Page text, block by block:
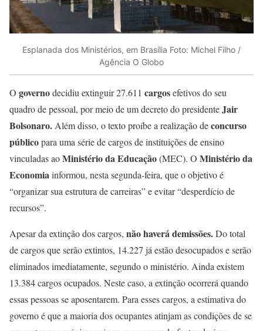
Esplanada dos Ministérios, em Brasília Foto: Michel Filho /
Agência O Globo
O governodecidiu extinguir 27.611 cargosefetivos do seu
quadro de pessoal, por meio de um decreto do presidenteJair
Bolsonaro. Além disso, o texto proíbe a realização deconcurso
públicopara uma série de cargos de instituições de ensino
vinculadas aoMinistério da Educação(MEC). O Ministério da
Economia informou, nesta segunda-feira, que o objetivo é
“organizar sua estrutura de carreiras” e evitar “desperdício de
recursos”.
Apesar da extinção dos cargos, não haverá demissões.Do total
de cargos que serão extintos, 14.227 já estão desocupados e serão
eliminados imediatamente, segundo o ministério. Ainda existem
13.384 cargos ocupados. Neste caso, a extinção ocorrerá quando
essas pessoas se aposentarem. Para esses cargos, a estimativa do
governo é que a maioria dos ocupantes atinjam as condições de se